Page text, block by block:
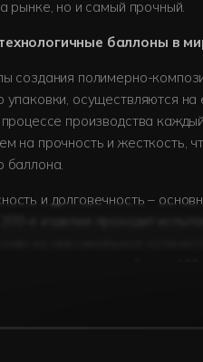
рынке, но и самый прочный.
баллоны в
создания полимерно-
упаковки, осуществляются
производства
на прочность и жесткость,
баллона.
и долговечность –
е изделие проходит
на максимальное